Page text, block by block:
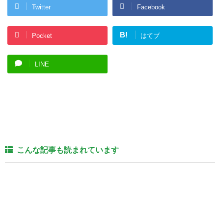
Twitter Facebook
Pocket B! はてブ
LINE
こんな記事も読まれています